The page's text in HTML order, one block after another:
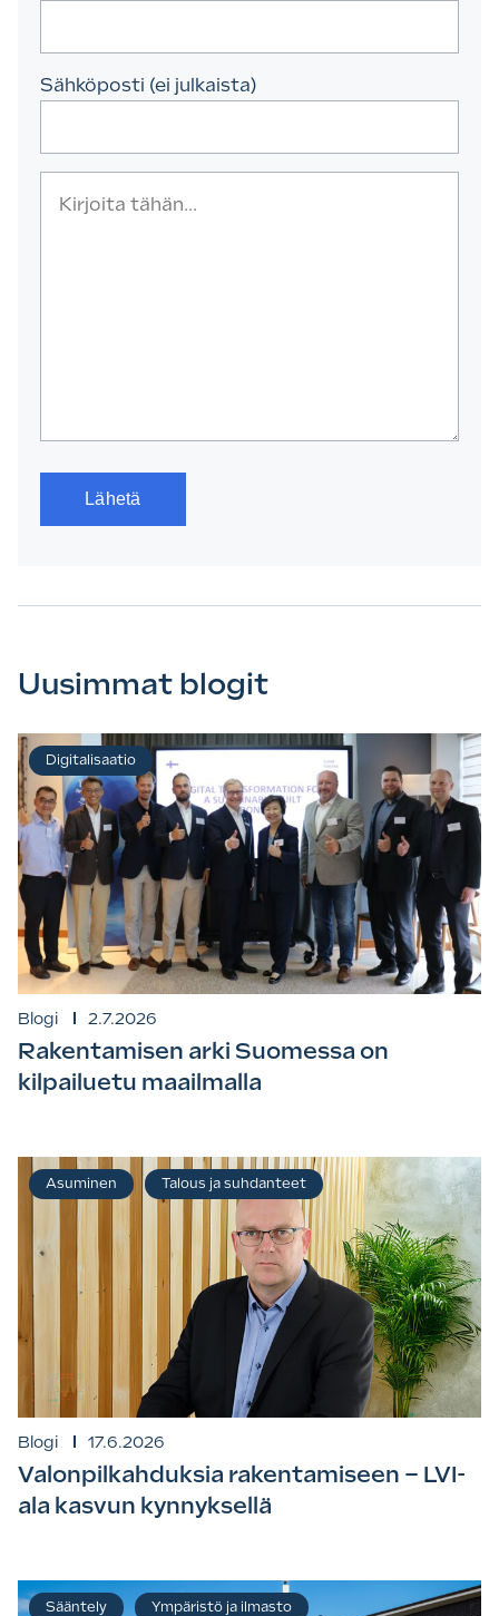
Sähköposti (ei julkaista)
Uusimmat blogit
Blogi 2.7.2026
Rakentamisen arki Suomessa on
kilpailuetu maailmalla
Digitalisaatio
Blogi 17.6.2026
Valonpilkahduksia rakentamiseen – LVI-
ala kasvun kynnyksellä
Asuminen Talous ja suhdanteet
Sääntely Ympäristö ja ilmasto